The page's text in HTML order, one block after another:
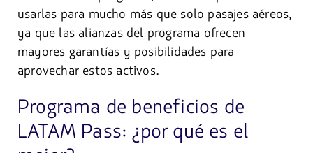
usarlas para mucho más que solo pasajes aéreos,
ya que las alianzas del programa ofrecen
mayores garantías y posibilidades para
aprovechar estos activos.
Programa de beneficios de
LATAM Pass: ¿por qué es el